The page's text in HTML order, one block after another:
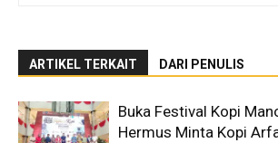
ARTIKEL TERKAIT DARI PENULIS
Buka Festival Kopi
Hermus Minta Kopi